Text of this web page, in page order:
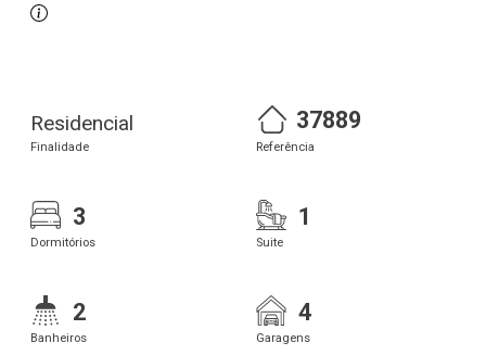
Residencial
Finalidade
37889
Referência
3
Dormitórios
1
Suite
2
Banheiros
4
Garagens